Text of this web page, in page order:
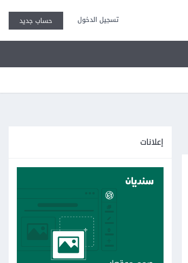
تسجيل الدخول حساب جديد
إعلانات